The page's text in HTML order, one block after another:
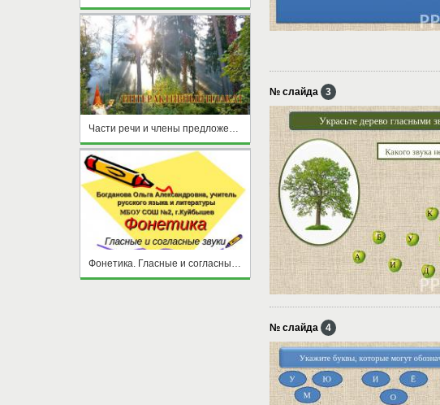
Части речи и члены предложения
Фонетика. Гласные и согласные звуки
№ слайда 3
№ слайда 4